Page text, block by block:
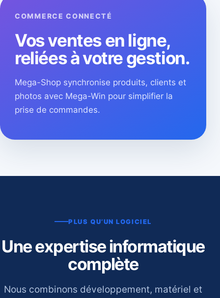
COMMERCE CONNECTÉ
Vos ventes en ligne,
reliées à votre gestion.
Mega-Shop synchronise produits, clients et
photos avec Mega-Win pour simplifier la
prise de commandes.
PLUS QU’UN LOGICIEL
Une expertise informatique
complète
Nous combinons développement, matériel et